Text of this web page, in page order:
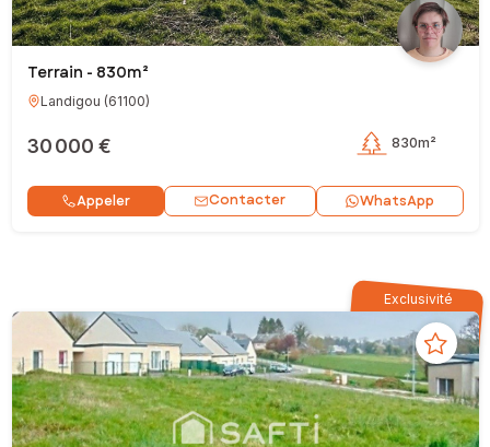
Terrain - 830m²
Landigou (61100)
30 000 € 830m²
Appeler Contacter WhatsApp
Exclusivité